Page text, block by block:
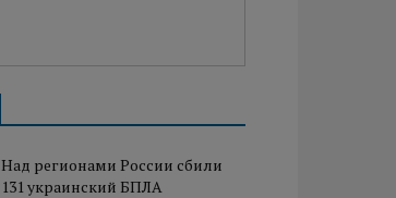
Над регионами России сбили
131 украинский БПЛА